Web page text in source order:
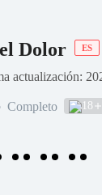
Dolor ES
actualización:
Completo 18